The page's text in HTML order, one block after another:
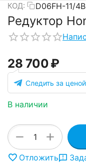
КОД: D06FH-11/4B
Редуктор
28 700₽
Следить за
В наличии
+
−
Отложить